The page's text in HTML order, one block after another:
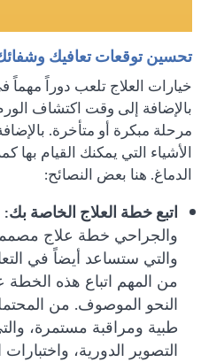
تحسين توقعات تعافيك
خيارات العلاج تلعب دوراً
بالإضافة إلى وقت اكتشاف
مرحلة مبكرة أو متأخرة.
الأشياء التي يمكنك القيام
الدماغ. هنا بعض النصائح:
اتبع خطة العلاج الخاصة بك:
والجراحي خطة علاج
والتي ستساعد أيضاً في
من المهم اتباع هذه
النحو الموصوف. من
طبية ومراقبة مستمرة،
التصوير الدورية، واختبارات